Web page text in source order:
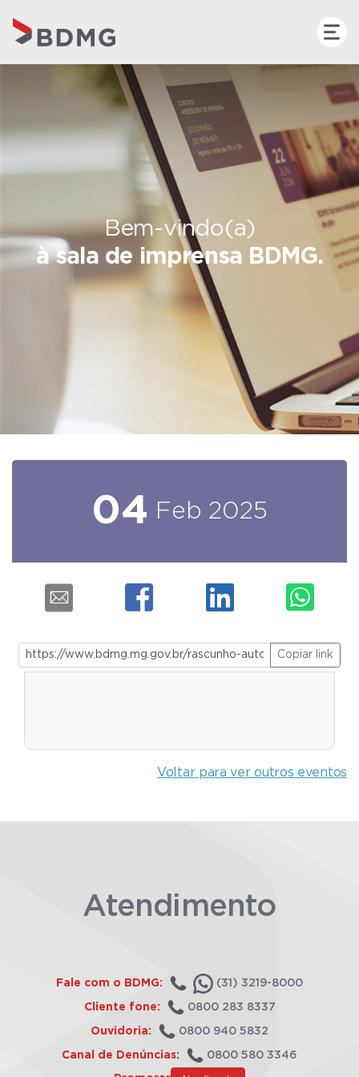
Bem-vindo(a)
à sala de imprensa BDMG.
04 Feb 2025
Copiar link
Voltar para ver outros eventos
Atendimento
Fale com o BDMG: (31) 3219-8000
Cliente fone: 0800 283 8337
Ouvidoria: 0800 940 5832
Canal de Denúncias: 0800 580 3346